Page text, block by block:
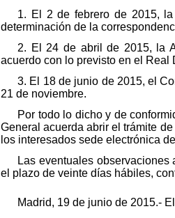
1. El 2 de febrero de 2015,
determinación de la
2. El 24 de abril de 2015, la
acuerdo con lo previsto en el Real
3. El 18 de junio de 2015, el
21 de noviembre.
Por todo lo dicho y de
General acuerda abrir el trámite
los interesados sede electrónica
Las eventuales
el plazo de veinte días hábiles,
Madrid, 19 de junio de 2015.-